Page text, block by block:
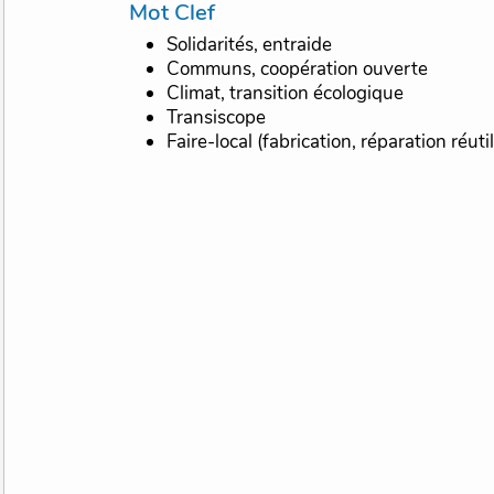
Mot Clef
Solidarités, entraide
Communs, coopération ouverte
Climat, transition écologique
Transiscope
Faire-local (fabrication, réparation